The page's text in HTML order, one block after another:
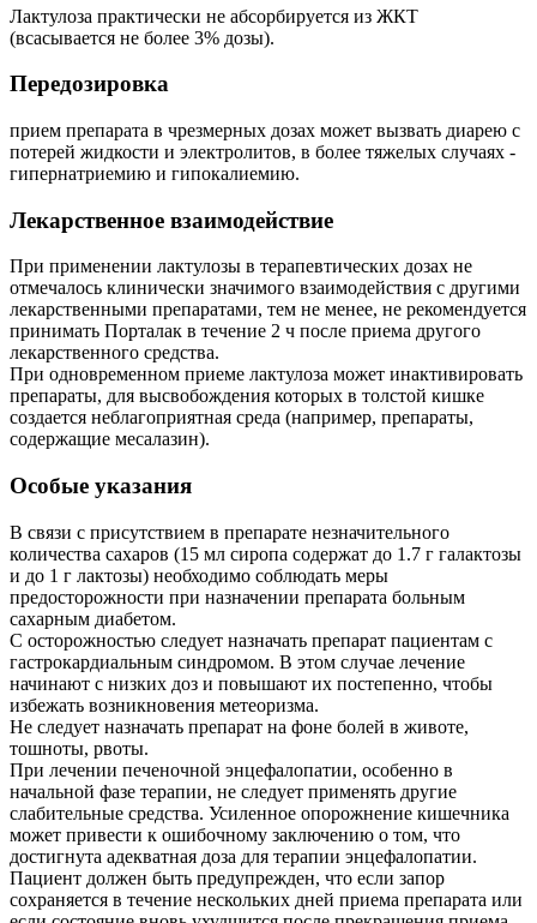
Лактулоза практически не абсорбируется из ЖКТ
(всасывается не более 3% дозы).
Передозировка
прием препарата в чрезмерных дозах может вызвать диарею с
потерей жидкости и электролитов, в более тяжелых случаях -
гипернатриемию и гипокалиемию.
Лекарственное взаимодействие
При применении лактулозы в терапевтических дозах не
отмечалось клинически значимого взаимодействия с другими
лекарственными препаратами, тем не менее, не рекомендуется
принимать Порталак в течение 2 ч после приема другого
лекарственного средства.
При одновременном приеме лактулоза может инактивировать
препараты, для высвобождения которых в толстой кишке
создается неблагоприятная среда (например, препараты,
содержащие месалазин).
Особые указания
В связи с присутствием в препарате незначительного
количества сахаров (15 мл сиропа содержат до 1.7 г галактозы
и до 1 г лактозы) необходимо соблюдать меры
предосторожности при назначении препарата больным
сахарным диабетом.
С осторожностью следует назначать препарат пациентам с
гастрокардиальным синдромом. В этом случае лечение
начинают с низких доз и повышают их постепенно, чтобы
избежать возникновения метеоризма.
Не следует назначать препарат на фоне болей в животе,
тошноты, рвоты.
При лечении печеночной энцефалопатии, особенно в
начальной фазе терапии, не следует применять другие
слабительные средства. Усиленное опорожнение кишечника
может привести к ошибочному заключению о том, что
достигнута адекватная доза для терапии энцефалопатии.
Пациент должен быть предупрежден, что если запор
сохраняется в течение нескольких дней приема препарата или